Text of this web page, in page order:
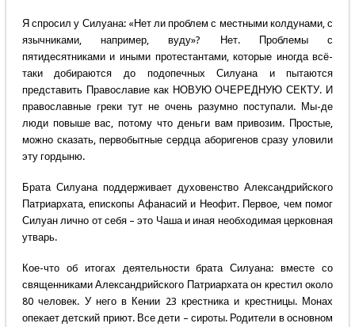
Я спросил у Силуана: «Нет ли проблем с местными колдунами, с
язычниками, например, вуду»? Нет. Проблемы с
пятидесятниками и иными протестантами, которые иногда всё-
таки добираются до подопечных Силуана и пытаются
представить Православие как НОВУЮ ОЧЕРЕДНУЮ СЕКТУ. И
православные греки тут не очень разумно поступали. Мы-де
люди повыше вас, потому что деньги вам привозим. Простые,
можно сказать, первобытные сердца аборигенов сразу уловили
эту гордыню.
Брата Силуана поддерживает духовенство Александрийского
Патриархата, епископы Афанасий и Неофит. Первое, чем помог
Силуан лично от себя – это Чаша и иная необходимая церковная
утварь.
Кое-что об итогах деятельности брата Силуана: вместе со
священниками Александрийского Патриархата он крестил около
80 человек. У него в Кении 23 крестника и крестницы. Монах
опекает детский приют. Все дети – сироты. Родители в основном